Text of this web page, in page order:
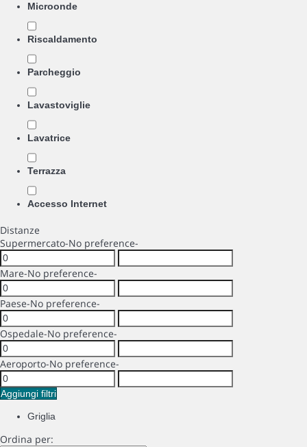
Microonde
Riscaldamento
Parcheggio
Lavastoviglie
Lavatrice
Terrazza
Accesso Internet
Distanze
Supermercato-No preference-
Mare-No preference-
Paese-No preference-
Ospedale-No preference-
Aeroporto-No preference-
Aggiungi filtri
Griglia
Ordina per: